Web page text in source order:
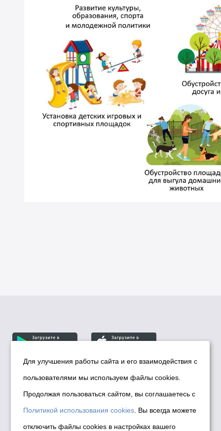
© Департамент информационной политики мэрии
города Новосибирска, 2026
Политика использования Cookies
Политика по обработке персональных
Для улучшения работы сайта и его взаимодействия с
пользователями мы используем файлы cookies.
Продолжая пользоваться сайтом, вы соглашаетесь с
Политикой использования cookies . Вы всегда можете
отключить файлы cookies в настройках вашего